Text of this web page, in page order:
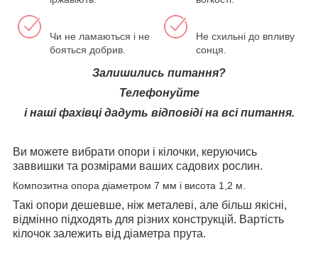
Чи не ламаються і не
бояться добрив.
Не схильні до впливу
сонця.
Залишились питання?
Телефонуйте
і наші фахівці дадуть відповіді на всі питання.
Ви можете вибрати опори і кілочки, керуючись
заввишки та розмірами ваших садових рослин.
Композитна опора діаметром 7 мм і висота 1,2 м.
Такі опори дешевше, ніж металеві, але більш якісні,
відмінно підходять для різних конструкцій. Вартість
кілочок залежить від діаметра прута.